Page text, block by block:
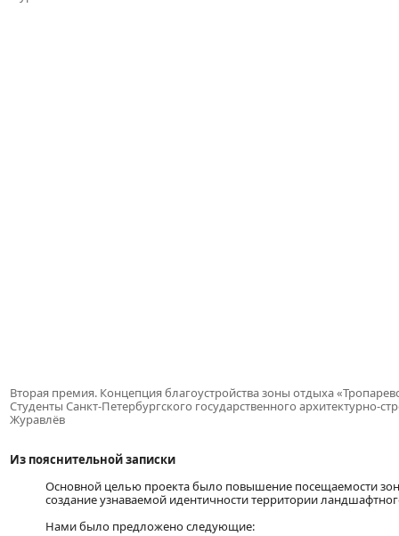
Вторая премия. Концепция благоустройства зоны отдыха
Студенты Санкт-Петербургского государственного
Журавлёв
Из пояснительной записки
Основной целью проекта было повышение посещаемости
создание узнаваемой идентичности территории
Нами было предложено следующие: